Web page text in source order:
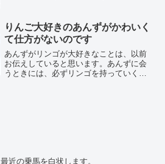
でいる馬から伝わってくる温かいものを
感じました。「与えるより...
りんご大好きのあんずがかわいく
て仕方がないのです
あんずがリンゴが大好きなことは、以前
お伝えしていると思います。あんずに会
うときには、必ずリンゴを持っていくよ
最近の乗馬を白状します。